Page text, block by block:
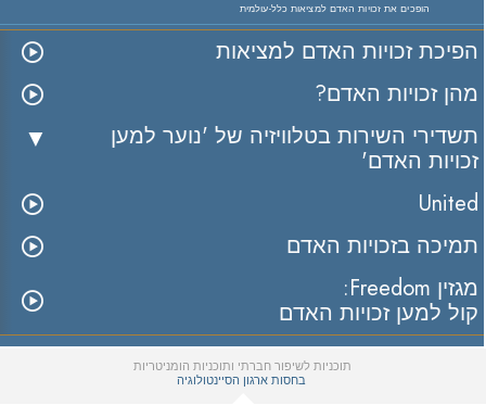
הופכים את זכויות האדם למציאות כלל-עולמית
הפיכת זכויות האדם למציאות
מהן זכויות האדם?
תשדירי השירות בטלוויזיה של 'נוער למען
זכויות האדם'
United
תמיכה בזכויות האדם
מגזין Freedom:
קול למען זכויות האדם
תוכניות לשיפור חברתי ותוכניות הומניטריות
בחסות ארגון הסיינטולוגיה